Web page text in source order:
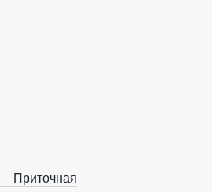
Приточная